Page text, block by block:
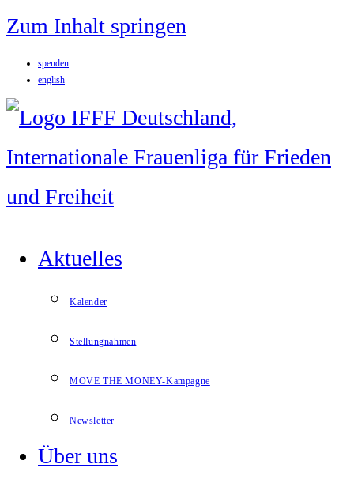
Zum Inhalt springen
spenden
english
Aktuelles
Kalender
Stellungnahmen
MOVE THE MONEY-Kampagne
Newsletter
Über uns